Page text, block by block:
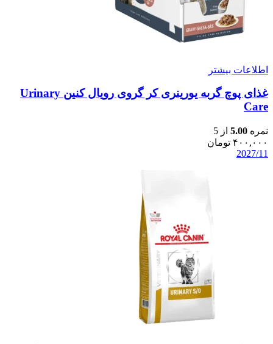
اطلاعات بیشتر
غذای پوچ گربه یورینری کر گروی رویال کنین Urinary
Care
نمره 5.00 از 5
۴۰۰,۰۰۰ تومان
2027/11